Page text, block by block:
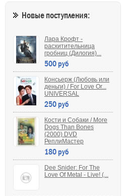
Новые поступления:
Лара Крофт -
расхитительница
гробниц (Дилогия)...
500 руб
Консьерж (Любовь или
деньги) / For Love Or...
UNIVERSAL
250 руб
Кости и Собаки / More
Dogs Than Bones
(2000) DVD
РеплиМастер
180 руб
Dee Snider: For The
Love Of Metal - Live! (...